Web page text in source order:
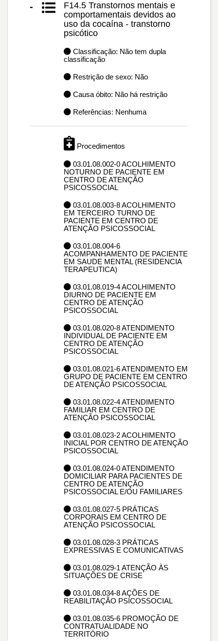
-
F14.5 Transtornos mentais e
comportamentais devidos ao
uso da cocaína - transtorno
psicótico
Classificação: Não tem dupla
classificação
Restrição de sexo: Não
Causa óbito: Não há restrição
Referências: Nenhuma
Procedimentos
03.01.08.002-0 ACOLHIMENTO
NOTURNO DE PACIENTE EM
CENTRO DE ATENÇÃO
PSICOSSOCIAL
03.01.08.003-8 ACOLHIMENTO
EM TERCEIRO TURNO DE
PACIENTE EM CENTRO DE
ATENÇÃO PSICOSSOCIAL
03.01.08.004-6
ACOMPANHAMENTO DE PACIENTE
EM SAUDE MENTAL (RESIDENCIA
TERAPEUTICA)
03.01.08.019-4 ACOLHIMENTO
DIURNO DE PACIENTE EM
CENTRO DE ATENÇÃO
PSICOSSOCIAL
03.01.08.020-8 ATENDIMENTO
INDIVIDUAL DE PACIENTE EM
CENTRO DE ATENÇÃO
PSICOSSOCIAL
03.01.08.021-6 ATENDIMENTO EM
GRUPO DE PACIENTE EM CENTRO
DE ATENÇÃO PSICOSSOCIAL
03.01.08.022-4 ATENDIMENTO
FAMILIAR EM CENTRO DE
ATENÇÃO PSICOSSOCIAL
03.01.08.023-2 ACOLHIMENTO
INICIAL POR CENTRO DE ATENÇÃO
PSICOSSOCIAL
03.01.08.024-0 ATENDIMENTO
DOMICILIAR PARA PACIENTES DE
CENTRO DE ATENÇÃO
PSICOSSOCIAL E/OU FAMILIARES
03.01.08.027-5 PRÁTICAS
CORPORAIS EM CENTRO DE
ATENÇÃO PSICOSSOCIAL
03.01.08.028-3 PRÁTICAS
EXPRESSIVAS E COMUNICATIVAS
03.01.08.029-1 ATENÇÃO ÀS
SITUAÇÕES DE CRISE
03.01.08.034-8 AÇÕES DE
REABILITAÇÃO PSICOSSOCIAL
03.01.08.035-6 PROMOÇÃO DE
CONTRATUALIDADE NO
TERRITÓRIO